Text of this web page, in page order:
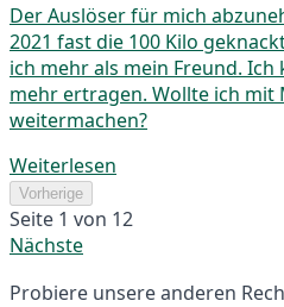
Der Auslöser für mich
2021 fast die 100 Kilo
ich mehr als mein Freund.
mehr ertragen. Wollte ich mit
weitermachen?
Weiterlesen
Vorherige
Seite 1 von 12
Nächste
Probiere unsere anderen